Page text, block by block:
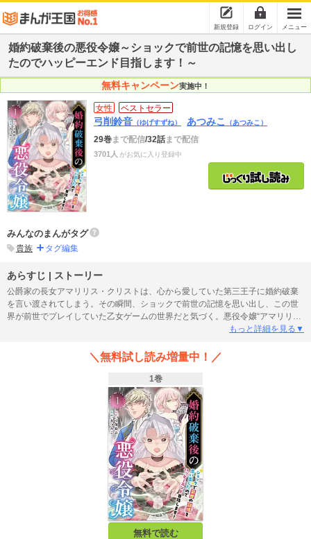
新規登録 ログイン メニュー
婚約破棄後の悪役令嬢～ショックで前世の記憶を思い出し
たのでハッピーエンド目指します！～
無料キャンペーン実施中！
女性 ベストセラー
弓削鈴音 （ゆげすずね） あつみこ （あつみこ）
29巻まで配信/32話まで配信
3701人 がお気に入り登録中
みんなのまんがタグ
貴族 タグ編集
あらすじ | ストーリー
公爵家の長女アマリリス・クリストは、心から愛していた第三王子に婚約破棄
を言い渡されてしまう。その瞬間、ショックで前世の記憶を思い出し、この世
界が前世でプレイしていた乙女ゲームの世界だと気づく。悪役令嬢“アマリリ
ス”の救われる道はないの？前世の“私”の記憶を頼りにハッピーエンドへの活路
ち」という迫害対象の魔力特性持ちだと発覚する。果たしてアマリリスは無事
にハッピーエンドを掴み取れるのか！？小説投稿サービス「ノベルバ」の『諦
めていた人生の続きで私は幸せを掴む』原作！婚約破棄から始まる人生逆転ス
もっと詳細を見る▼
＼無料試し読み増量中！／
1巻
無料で読む